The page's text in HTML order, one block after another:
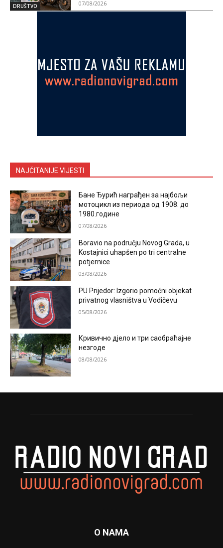
DRUŠTVO 07/08/2026
NAJČITANIJE VIJESTI
Бане Ђурић награђен за најбољи
мотоцикл из периода од 1908. до
1980.године
07/08/2026
Boravio na području Novog Grada, u
Kostajnici uhapšen po tri centralne
potjernice
03/08/2026
PU Prijedor: Izgorio pomoćni objekat
privatnog vlasništva u Vodičevu
05/08/2026
Кривично дјело и три саобраћајне
незгоде
08/08/2026
O NAMA